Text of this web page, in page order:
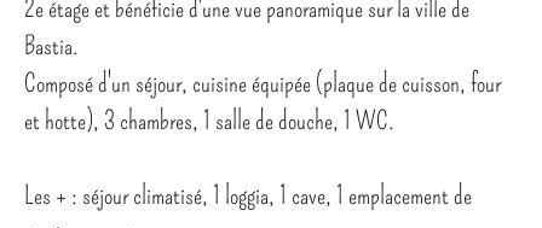
2e étage et bénéficie d'une vue panoramique sur la ville de
Bastia.
Composé d'un séjour, cuisine équipée (plaque de cuisson, four
et hotte), 3 chambres, 1 salle de douche, 1 WC.
Les + : séjour climatisé, 1 loggia, 1 cave, 1 emplacement de